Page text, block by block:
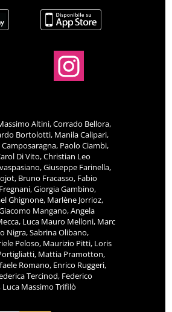
Altini, Corrado Bellora,
Bortolotti, Manila Calipari,
Paolo Ciambi,
Di Vito, Christian Leo
Giuseppe Farinella,
Bruno Fracasso, Fabio
Giorgia Gambino,
Ghignone, Marlène Jorrioz,
Mangano, Angela
Luca Mauro Melloni, Marc
Nigra, Sabrina Olibano,
Peloso, Maurizio Pitti, Loris
Mattia Pramotton,
Romano, Enrico Ruggeri,
Tercinod, Federico
Massimo Trifilò